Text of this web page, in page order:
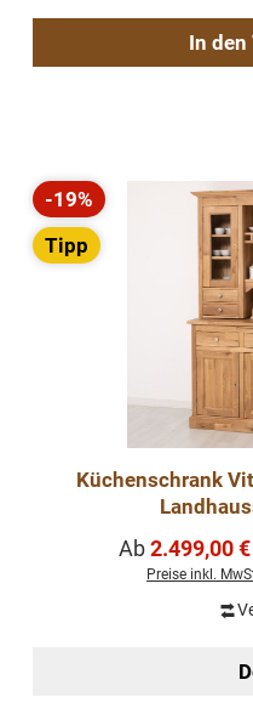
In den
Rabatt
-19%
Tipp
Küchenschrank
Verkaufspreis:
Ab2.499,00 €
Preise inkl.